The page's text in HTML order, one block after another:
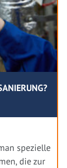
spezielle
die zur